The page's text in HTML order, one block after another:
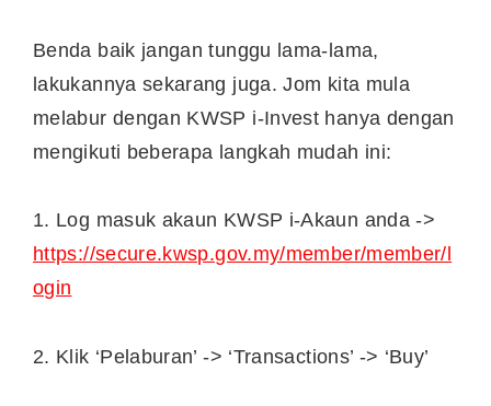
Benda baik jangan tunggu lama-lama,
lakukannya sekarang juga. Jom kita mula
melabur dengan KWSP i-Invest hanya dengan
mengikuti beberapa langkah mudah ini:
1. Log masuk akaun KWSP i-Akaun anda ->
https://secure.kwsp.gov.my/member/member/l
ogin
2. Klik ‘Pelaburan’ -> ‘Transactions’ -> ‘Buy’